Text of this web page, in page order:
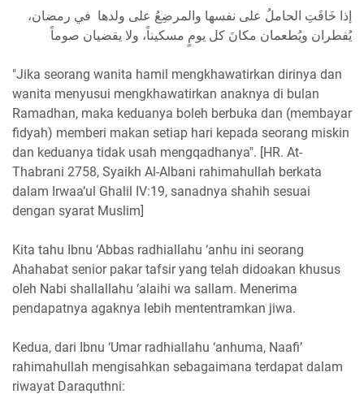
إذا خَافَتِ الحاملُ على نفسها والمرضِعُ على ولدها في رمضان،
يُفطران ويُطعمان مكانَ كل يومٍ مسكيناً، ولا يقضيان صوماً
"Jika seorang wanita hamil mengkhawatirkan dirinya dan
wanita menyusui mengkhawatirkan anaknya di bulan
Ramadhan, maka keduanya boleh berbuka dan (membayar
fidyah) memberi makan setiap hari kepada seorang miskin
dan keduanya tidak usah mengqadhanya". [HR. At-
Thabrani 2758, Syaikh Al-Albani rahimahullah berkata
dalam Irwaa’ul Ghalil IV:19, sanadnya shahih sesuai
dengan syarat Muslim]
Kita tahu Ibnu ‘Abbas radhiallahu ‘anhu ini seorang
Ahahabat senior pakar tafsir yang telah didoakan khusus
oleh Nabi shallallahu ‘alaihi wa sallam. Menerima
pendapatnya agaknya lebih mententramkan jiwa.
Kedua, dari Ibnu ‘Umar radhiallahu ‘anhuma, Naafi’
rahimahullah mengisahkan sebagaimana terdapat dalam
riwayat Daraquthni: